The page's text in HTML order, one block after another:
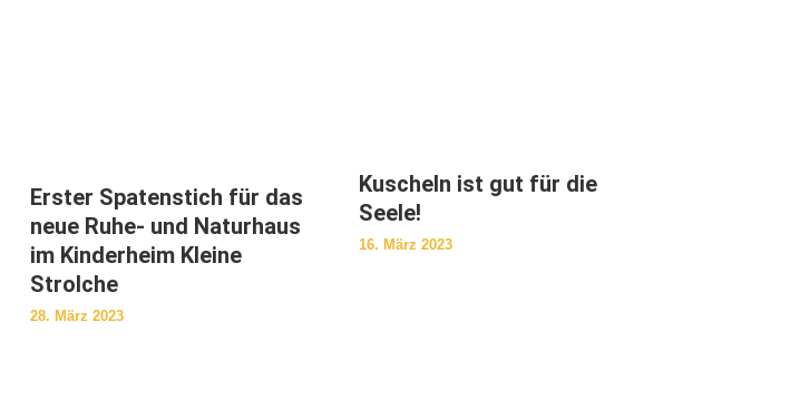
Erster Spatenstich für das
neue Ruhe- und Naturhaus
im Kinderheim Kleine
Strolche
28. März 2023
Kuscheln ist gut für die
Seele!
16. März 2023